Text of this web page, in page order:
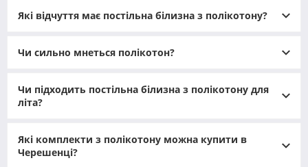
за ним, щоб він служив якнайдовше.
Які відчуття має постільна білизна з полікотону?
Чи сильно мнеться полікотон?
Чи підходить постільна білизна з полікотону для
літа?
Які комплекти з полікотону можна купити в
Черешенці?